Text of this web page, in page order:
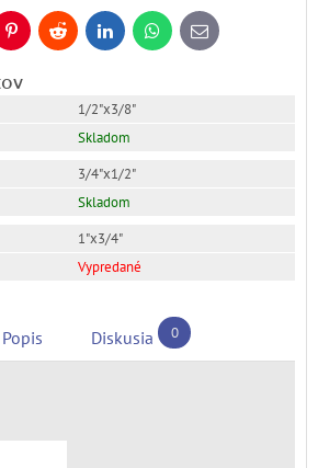
PinterestReddit LinkedInWhatsApp
E-
mail
1/2"x3/8"
Skladom
3/4"x1/2"
Skladom
1"x3/4"
Vypredané
Popis Diskusia 0